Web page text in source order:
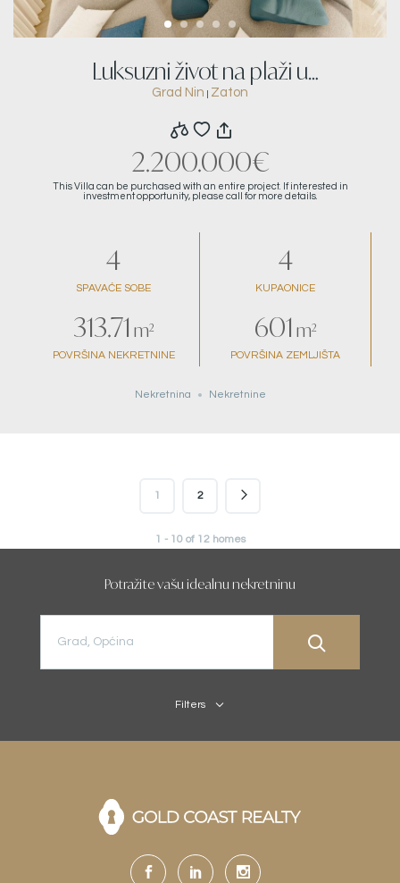
Luksuzni život na plaži u
Grad Nin Zaton
2.200.000€
This Villa can be purchased with an entire project. If interested in
investment opportunity, please call for more details.
4
SPAVAĆE SOBE
4
KUPAONICE
313.71 m²
POVRŠINA NEKRETNINE
601 m²
POVRŠINA ZEMLJIŠTA
Nekretnina Nekretnine
1 2
1 - 10 of 12 homes
Potražite vašu idealnu nekretninu
Filters